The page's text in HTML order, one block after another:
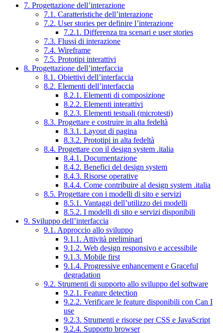
7. Progettazione dell’interazione
7.1. Caratteristiche dell’interazione
7.2. User stories per definire l’interazione
7.2.1. Differenza tra scenari e user stories
7.3. Flussi di interazione
7.4. Wireframe
7.5. Prototipi interattivi
8. Progettazione dell’interfaccia
8.1. Obiettivi dell’interfaccia
8.2. Elementi dell’interfaccia
8.2.1. Elementi di composizione
8.2.2. Elementi interattivi
8.2.3. Elementi testuali (microtesti)
8.3. Progettare e costruire in alta fedeltà
8.3.1. Layout di pagina
8.3.2. Prototipi in alta fedeltà
8.4. Progettare con il design system .italia
8.4.1. Documentazione
8.4.2. Benefici del design system
8.4.3. Risorse operative
8.4.4. Come contribuire al design system .italia
8.5. Progettare con i modelli di sito e servizi
8.5.1. Vantaggi dell’utilizzo dei modelli
8.5.2. I modelli di sito e servizi disponibili
9. Sviluppo dell’interfaccia
9.1. Approccio allo sviluppo
9.1.1. Attività preliminari
9.1.2. Web design responsivo e accessibile
9.1.3. Mobile first
9.1.4. Progressive enhancement e Graceful
degradation
9.2. Strumenti di supporto allo sviluppo del software
9.2.1. Feature detection
9.2.2. Verificare le feature disponibili con Can I
use
9.2.3. Strumenti e risorse per CSS e JavaScript
9.2.4. Supporto browser